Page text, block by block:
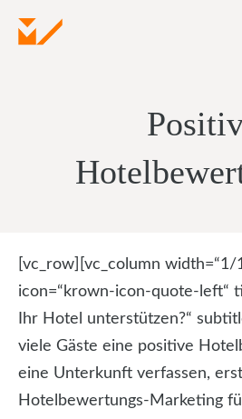
Inhalt
[vc_row][vc_column width=“1/
icon=“krown-icon-quote-left“
Ihr Hotel unterstützen?“
viele Gäste eine positive
eine Unterkunft verfassen,
Hotelbewertungs-Marketing